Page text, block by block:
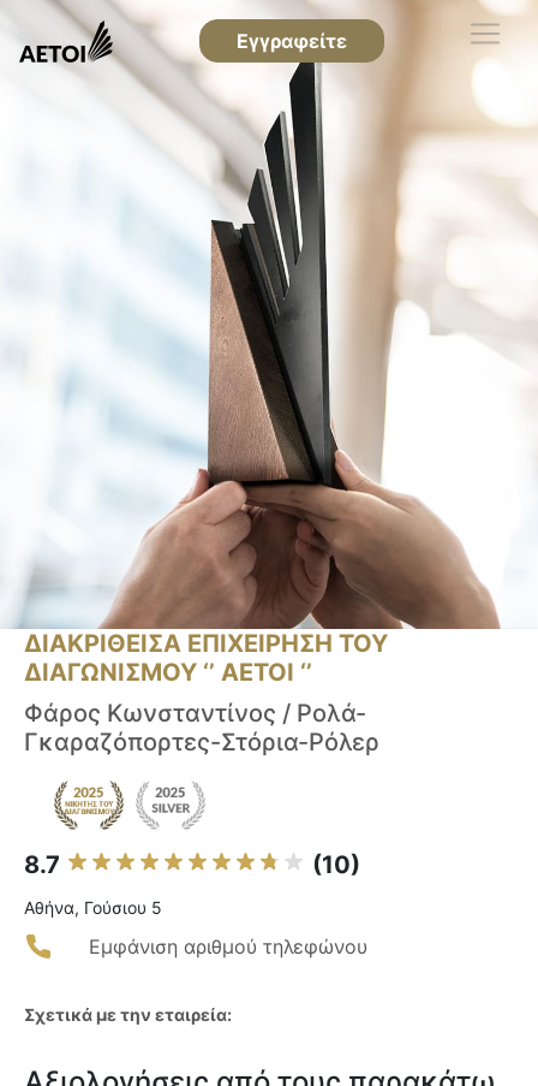
Εγγραφείτε
ΔΙΑΚΡΙΘΕΙΣΑ ΕΠΙΧΕΙΡΗΣΗ ΤΟΥ
ΔΙΑΓΩΝΙΣΜΟΥ ‘’ ΑΕΤΟΙ ‘’
Φάρος Κωνσταντίνος / Ρολά-
Γκαραζόπορτες-Στόρια-Ρόλερ
8.7 (10)
Αθήνα, Γούσιου 5
Εμφάνιση αριθμού τηλεφώνου
Σχετικά με την εταιρεία: